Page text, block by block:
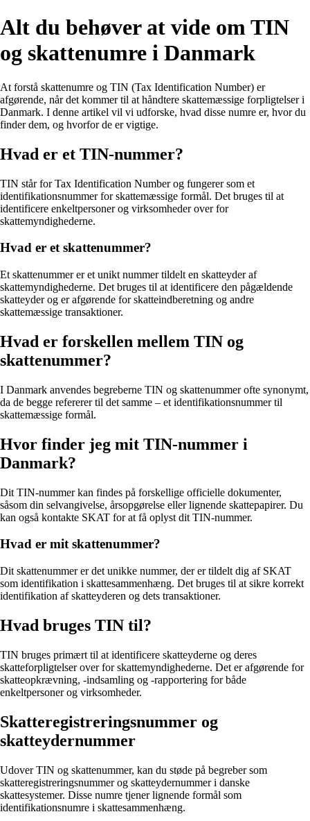
Alt du behøver at vide om TIN
og skattenumre i Danmark
At forstå skattenumre og TIN (Tax Identification Number) er
afgørende, når det kommer til at håndtere skattemæssige forpligtelser i
Danmark. I denne artikel vil vi udforske, hvad disse numre er, hvor du
finder dem, og hvorfor de er vigtige.
Hvad er et TIN-nummer?
TIN står for Tax Identification Number og fungerer som et
identifikationsnummer for skattemæssige formål. Det bruges til at
identificere enkeltpersoner og virksomheder over for
skattemyndighederne.
Hvad er et skattenummer?
Et skattenummer er et unikt nummer tildelt en skatteyder af
skattemyndighederne. Det bruges til at identificere den pågældende
skatteyder og er afgørende for skatteindberetning og andre
skattemæssige transaktioner.
Hvad er forskellen mellem TIN og
skattenummer?
I Danmark anvendes begreberne TIN og skattenummer ofte synonymt,
da de begge refererer til det samme – et identifikationsnummer til
skattemæssige formål.
Hvor finder jeg mit TIN-nummer i
Danmark?
Dit TIN-nummer kan findes på forskellige officielle dokumenter,
såsom din selvangivelse, årsopgørelse eller lignende skattepapirer. Du
kan også kontakte SKAT for at få oplyst dit TIN-nummer.
Hvad er mit skattenummer?
Dit skattenummer er det unikke nummer, der er tildelt dig af SKAT
som identifikation i skattesammenhæng. Det bruges til at sikre korrekt
identifikation af skatteyderen og dets transaktioner.
Hvad bruges TIN til?
TIN bruges primært til at identificere skatteyderne og deres
skatteforpligtelser over for skattemyndighederne. Det er afgørende for
skatteopkrævning, -indsamling og -rapportering for både
enkeltpersoner og virksomheder.
Skatteregistreringsnummer og
skatteydernummer
Udover TIN og skattenummer, kan du støde på begreber som
skatteregistreringsnummer og skatteydernummer i danske
skattesystemer. Disse numre tjener lignende formål som
identifikationsnumre i skattesammenhæng.